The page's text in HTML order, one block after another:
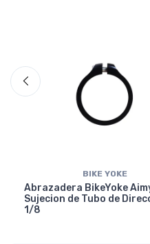
BIKE YOKE
Abrazadera BikeYoke
Sujecion de Tubo de
1/8